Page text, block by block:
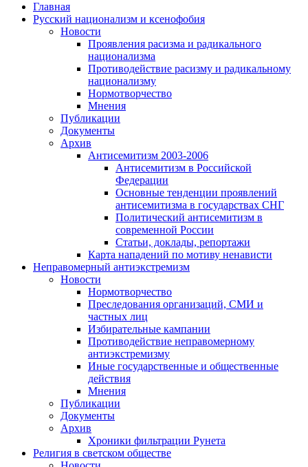
Главная
Русский национализм и ксенофобия
Новости
Проявления расизма и радикального
национализма
Противодействие расизму и радикальному
национализму
Нормотворчество
Мнения
Публикации
Документы
Архив
Антисемитизм 2003-2006
Антисемитизм в Российской
Федерации
Основные тенденции проявлений
антисемитизма в государствах СНГ
Политический антисемитизм в
современной России
Статьи, доклады, репортажи
Карта нападений по мотиву ненависти
Неправомерный антиэкстремизм
Новости
Нормотворчество
Преследования организаций, СМИ и
частных лиц
Избирательные кампании
Противодействие неправомерному
антиэкстремизму
Иные государственные и общественные
действия
Мнения
Публикации
Документы
Архив
Хроники фильтрации Рунета
Религия в светском обществе